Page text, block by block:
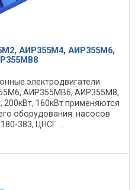
АИР355M4, АИР355M6,
электродвигатели
АИР355MB6, АИР355M8,
200кВт, 160кВт применяются
оборудования: насосов
383, ЦНСГ ...